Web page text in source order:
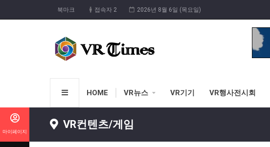
북마크 접속자 2 2026년 8월 6일 (목요일)
HOME VR뉴스 VR기기 VR행사전시회
VR컨텐츠/게임
마이페이지